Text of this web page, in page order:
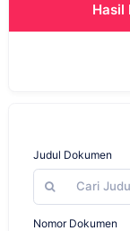
Hasil
Judul Dokumen
Nomor Dokumen